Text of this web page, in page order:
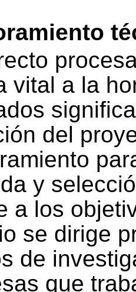
vital a la
del
y
a los
se dirige
de
que